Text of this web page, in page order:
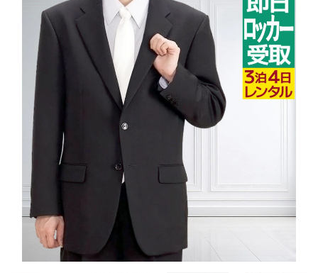
ご注文の流れ
よくあるご質問